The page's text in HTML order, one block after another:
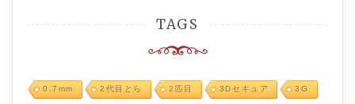
TAGS
0.7mm 2代目とら 2匹目 3Dセキュア 3G